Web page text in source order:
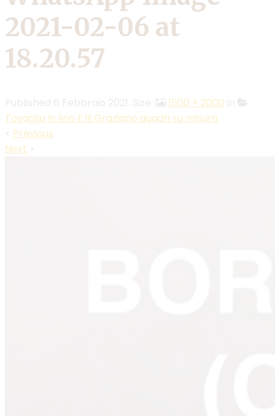
2021-02-06 at
18.20.57
1500 × 2000
Tovaglia in lino F.lli Graziano quadri su misura
Previous
Next